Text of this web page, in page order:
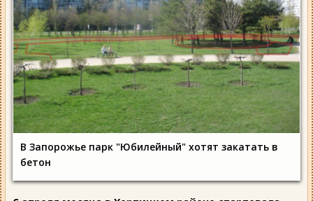
В Запорожье парк "Юбилейный" хотят закатать в
бетон